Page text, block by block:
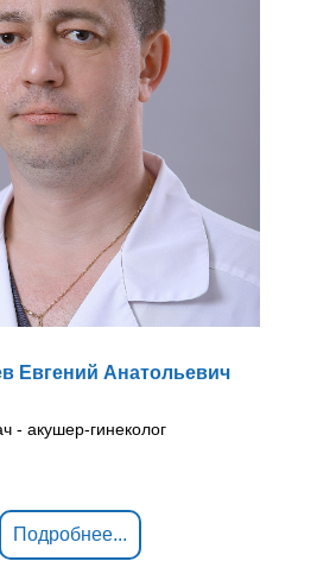
Евгений Анатольевич
- акушер-гинеколог
Подробнее...